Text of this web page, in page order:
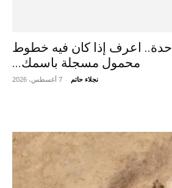
اعرف إذا كان فيه خطوط
محمول مسجلة باسمك...
نجلاء حاتم - 7 أغسطس، 2026